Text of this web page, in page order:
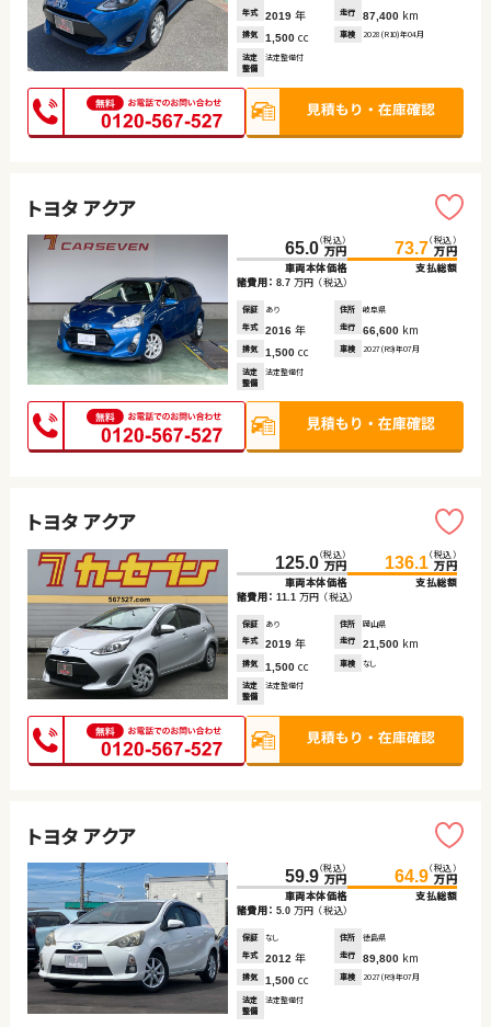
年式
2019 年 走行 87,400 km
排気 1,500 cc 車検 2028(R10)年04月
法定
整備
法定整備付
トヨタ アクア
65.0（税込）
万円
車両本体価格
73.7（税込）
万円
支払総額
諸費用： 8.7 万円 （税込）
保証 あり 住所
岐阜県
年式
2016 年 走行 66,600 km
排気 1,500 cc 車検 2027(R9)年07月
法定
整備
法定整備付
トヨタ アクア
125.0（税込）
万円
車両本体価格
136.1（税込）
万円
支払総額
諸費用： 11.1 万円 （税込）
保証 あり 住所
岡山県
年式
2019 年 走行 21,500 km
排気 1,500 cc 車検 なし
法定
整備
法定整備付
トヨタ アクア
59.9（税込）
万円
車両本体価格
64.9（税込）
万円
支払総額
諸費用： 5.0 万円 （税込）
保証 なし 住所
徳島県
年式
2012 年 走行 89,800 km
排気 1,500 cc 車検 2027(R9)年07月
法定
整備
法定整備付